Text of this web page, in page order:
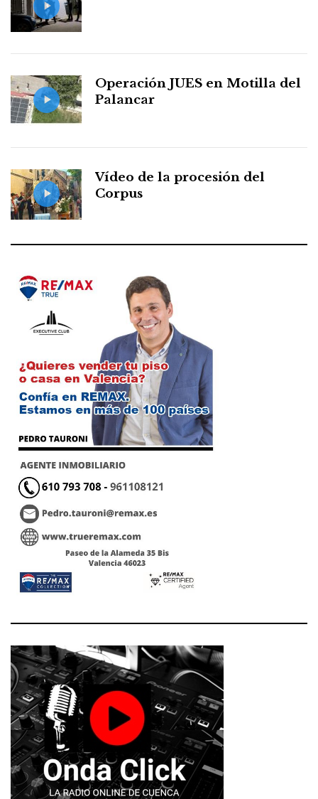
Operación JUES en Motilla del
Palancar
Vídeo de la procesión del
Corpus